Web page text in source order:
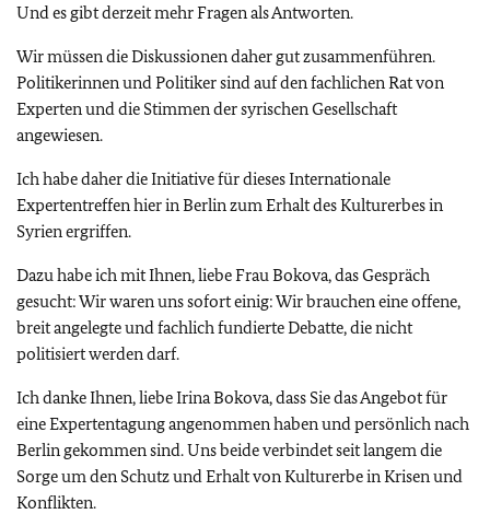
Und es gibt derzeit mehr Fragen als Antworten.
Wir müssen die Diskussionen daher gut zusammenführen.
Politikerinnen und Politiker sind auf den fachlichen Rat von
Experten und die Stimmen der syrischen Gesellschaft
angewiesen.
Ich habe daher die Initiative für dieses Internationale
Expertentreffen hier in Berlin zum Erhalt des Kulturerbes in
Syrien ergriffen.
Dazu habe ich mit Ihnen, liebe Frau Bokova, das Gespräch
gesucht: Wir waren uns sofort einig: Wir brauchen eine offene,
breit angelegte und fachlich fundierte Debatte, die nicht
politisiert werden darf.
Ich danke Ihnen, liebe Irina Bokova, dass Sie das Angebot für
eine Expertentagung angenommen haben und persönlich nach
Berlin gekommen sind. Uns beide verbindet seit langem die
Sorge um den Schutz und Erhalt von Kulturerbe in Krisen und
Konflikten.